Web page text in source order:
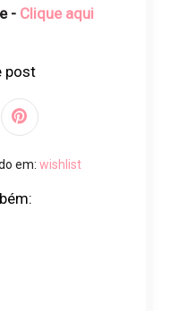
- Clique aqui
post
em: wishlist